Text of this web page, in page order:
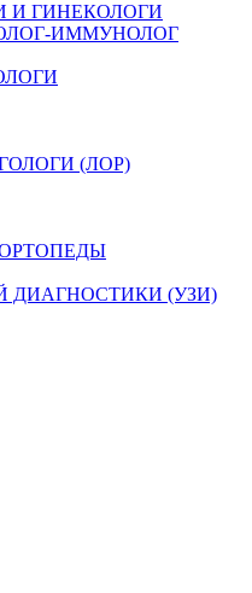
И ГИНЕКОЛОГИ
ИММУНОЛОГ
(ЛОР)
ДИАГНОСТИКИ (УЗИ)